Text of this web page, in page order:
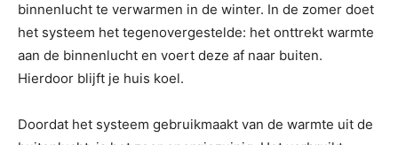
binnenlucht te verwarmen in de winter. In de zomer doet
het systeem het tegenovergestelde: het onttrekt warmte
aan de binnenlucht en voert deze af naar buiten.
Hierdoor blijft je huis koel.
Doordat het systeem gebruikmaakt van de warmte uit de